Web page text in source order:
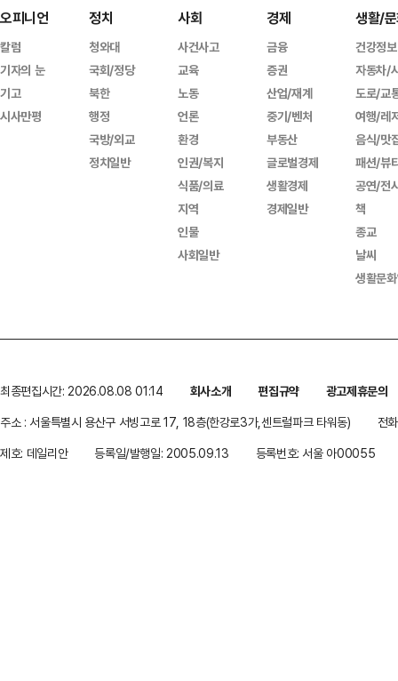
오피니언
칼럼
기자의 눈
기고
시사만평
정치
청와대
국회/정당
북한
행정
국방/외교
정치일반
사회
사건사고
교육
노동
언론
환경
인권/복지
식품/의료
지역
인물
사회일반
경제
금융
증권
산업/재계
중기/벤처
부동산
글로벌경제
생활경제
경제일반
생활/
건강정보
자동차/
도로/교
여행/레
음식/맛
패션/뷰
공연/전
책
종교
날씨
생활문
최종편집시간: 2026.08.08 01:14 회사소개 편집규약
광고제휴문의
주소 : 서울특별시 용산구 서빙고로 17, 18층(한강로3가,센트럴파크 타워동)
전
제호: 데일리안
등록일/발행일: 2005.09.13 등록번호: 서울 아00055